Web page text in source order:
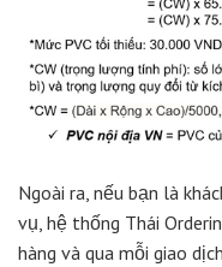
Ngoài ra, nếu bạn là
vụ, hệ thống Thái
hàng và qua mỗi giao